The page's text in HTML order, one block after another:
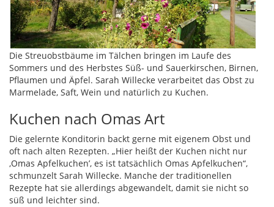
Die Streuobstbäume im Tälchen bringen im Laufe des
Sommers und des Herbstes Süß- und Sauerkirschen, Birnen,
Pflaumen und Äpfel. Sarah Willecke verarbeitet das Obst zu
Marmelade, Saft, Wein und natürlich zu Kuchen.
Kuchen nach Omas Art
Die gelernte Konditorin backt gerne mit eigenem Obst und
oft nach alten Rezepten. „Hier heißt der Kuchen nicht nur
‚Omas Apfelkuchen’, es ist tatsächlich Omas Apfelkuchen“,
schmunzelt Sarah Willecke. Manche der traditionellen
Rezepte hat sie allerdings abgewandelt, damit sie nicht so
süß und leichter sind.